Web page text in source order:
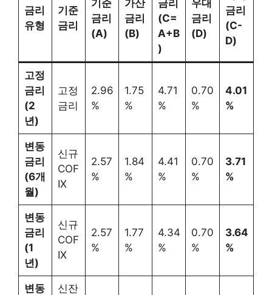
금리
유형
기준
금리
기준
금리
(A)
가산
금리
(B)
금리
(C=
A+B
)
우대
금리
(D)
금리
(C-
D)
고정
금리
(2
년)
고정
금리
2.96
%
1.75
%
4.71
%
0.70
%
4.01
%
변동
금리
(6개
월)
신규
COF
IX
2.57
%
1.84
%
4.41
%
0.70
%
3.71
%
변동
금리
(1
년)
신규
COF
IX
2.57
%
1.77
%
4.34
%
0.70
%
3.64
%
변동
신잔